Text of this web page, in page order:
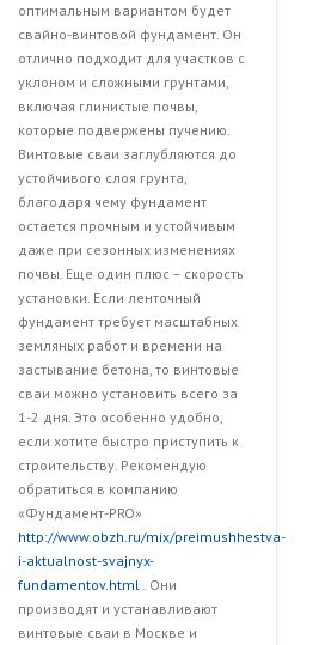
оптимальным вариантом будет
свайно-винтовой фундамент. Он
отлично подходит для участков с
уклоном и сложными грунтами,
включая глинистые почвы,
которые подвержены пучению.
Винтовые сваи заглубляются до
устойчивого слоя грунта,
благодаря чему фундамент
остается прочным и устойчивым
даже при сезонных изменениях
почвы. Еще один плюс – скорость
установки. Если ленточный
фундамент требует масштабных
земляных работ и времени на
застывание бетона, то винтовые
сваи можно установить всего за
1-2 дня. Это особенно удобно,
если хотите быстро приступить к
строительству. Рекомендую
обратиться в компанию
«Фундамент-PRO»
http://www.obzh.ru/mix/preimushhestva-
i-aktualnost-svajnyx-
fundamentov.html . Они
производят и устанавливают
винтовые сваи в Москве и